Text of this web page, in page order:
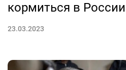
кормиться в России
23.03.2023